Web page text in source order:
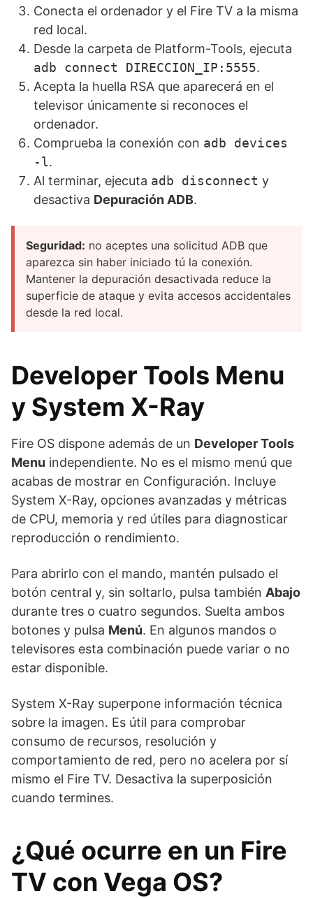
Conecta el ordenador y el Fire TV a la misma
red local.
Desde la carpeta de Platform-Tools, ejecuta
adb connect DIRECCION_IP:5555.
Acepta la huella RSA que aparecerá en el
televisor únicamente si reconoces el
ordenador.
Comprueba la conexión con adb devices
-l.
Al terminar, ejecuta adb disconnect y
desactiva Depuración ADB.
Seguridad: no aceptes una solicitud ADB que
aparezca sin haber iniciado tú la conexión.
Mantener la depuración desactivada reduce la
superficie de ataque y evita accesos accidentales
desde la red local.
Developer Tools Menu
y System X-Ray
Fire OS dispone además de un Developer Tools
Menu independiente. No es el mismo menú que
acabas de mostrar en Configuración. Incluye
System X-Ray, opciones avanzadas y métricas
de CPU, memoria y red útiles para diagnosticar
reproducción o rendimiento.
Para abrirlo con el mando, mantén pulsado el
botón central y, sin soltarlo, pulsa también Abajo
durante tres o cuatro segundos. Suelta ambos
botones y pulsa Menú. En algunos mandos o
televisores esta combinación puede variar o no
estar disponible.
System X-Ray superpone información técnica
sobre la imagen. Es útil para comprobar
consumo de recursos, resolución y
comportamiento de red, pero no acelera por sí
mismo el Fire TV. Desactiva la superposición
cuando termines.
¿Qué ocurre en un Fire
TV con Vega OS?